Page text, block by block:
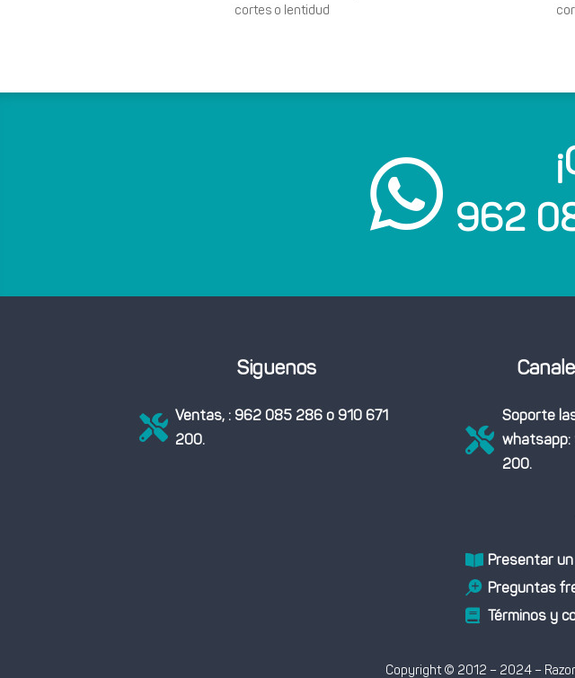
cortes o lentidud
 962
Siguenos
 Ventas, : 962 085 286 o 910 671
200.

Soporte
whatsapp:
200.
 Presentar
 Preguntas
 Términos y
Copyright © 2012 – 2024 –